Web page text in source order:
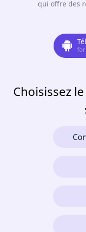
qui offre des
for
Choisissez